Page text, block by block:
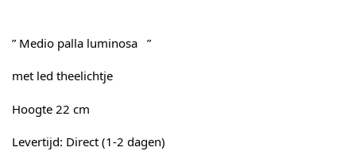
” Medio palla luminosa ”
met led theelichtje
Hoogte 22 cm
Levertijd: Direct (1-2 dagen)